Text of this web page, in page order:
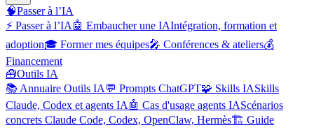
🧠Passer à l’IA
⚡ Passer à l’IA 🤖 Embaucher une IAIntégration, formation et
adoption🎓 Former mes équipes🎤 Conférences & ateliers💰
Financement
🧰Outils IA
📚 Annuaire Outils IA 💬 Prompts ChatGPT🧩 Skills IASkills
Claude, Codex et agents IA 🤖 Cas d'usage agents IAScénarios
concrets Claude Code, Codex, OpenClaw, Hermès🏗️ Guide